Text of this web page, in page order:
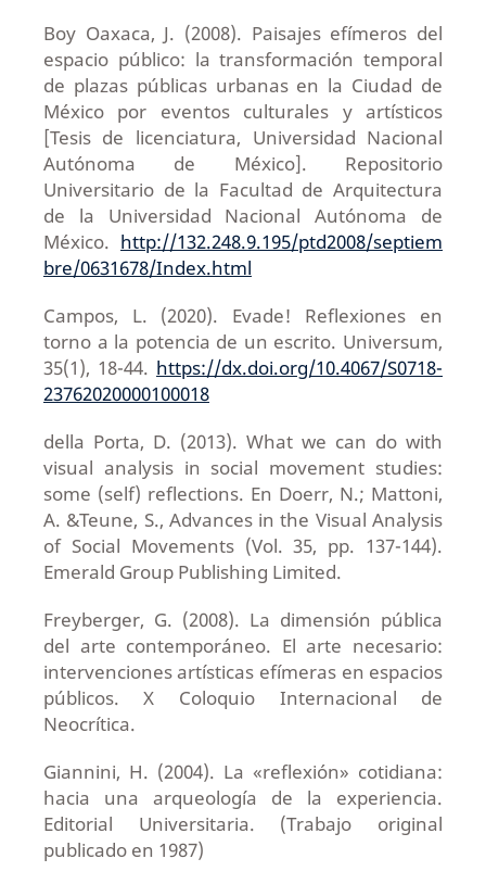
Boy Oaxaca, J. (2008). Paisajes efímeros del
espacio público: la transformación temporal
de plazas públicas urbanas en la Ciudad de
México por eventos culturales y artísticos
[Tesis de licenciatura, Universidad Nacional
Autónoma de México]. Repositorio
Universitario de la Facultad de Arquitectura
de la Universidad Nacional Autónoma de
México. http://132.248.9.195/ptd2008/septiem
bre/0631678/Index.html
Campos, L. (2020). Evade! Reflexiones en
torno a la potencia de un escrito. Universum,
35(1), 18-44. https://dx.doi.org/10.4067/S0718-
23762020000100018
della Porta, D. (2013). What we can do with
visual analysis in social movement studies:
some (self) reflections. En Doerr, N.; Mattoni,
A. &Teune, S., Advances in the Visual Analysis
of Social Movements (Vol. 35, pp. 137-144).
Emerald Group Publishing Limited.
Freyberger, G. (2008). La dimensión pública
del arte contemporáneo. El arte necesario:
intervenciones artísticas efímeras en espacios
públicos. X Coloquio Internacional de
Neocrítica.
Giannini, H. (2004). La «reflexión» cotidiana:
hacia una arqueología de la experiencia.
Editorial Universitaria. (Trabajo original
publicado en 1987)